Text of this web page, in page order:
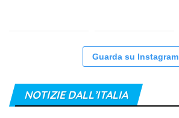
Guarda su Instagram
NOTIZIE DALL’ITALIA